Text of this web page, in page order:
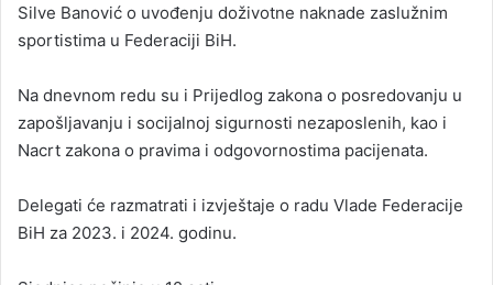
Silve Banović o uvođenju doživotne naknade zaslužnim
sportistima u Federaciji BiH.
Na dnevnom redu su i Prijedlog zakona o posredovanju u
zapošljavanju i socijalnoj sigurnosti nezaposlenih, kao i
Nacrt zakona o pravima i odgovornostima pacijenata.
Delegati će razmatrati i izvještaje o radu Vlade Federacije
BiH za 2023. i 2024. godinu.